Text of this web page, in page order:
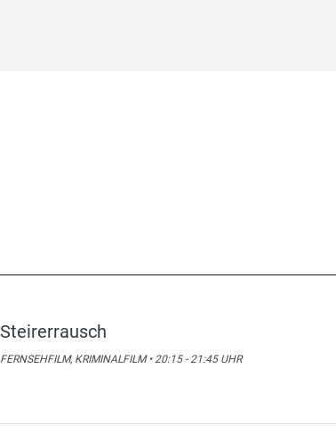
Steirerrausch
FERNSEHFILM, KRIMINALFILM • 20:15 - 21:45 UHR